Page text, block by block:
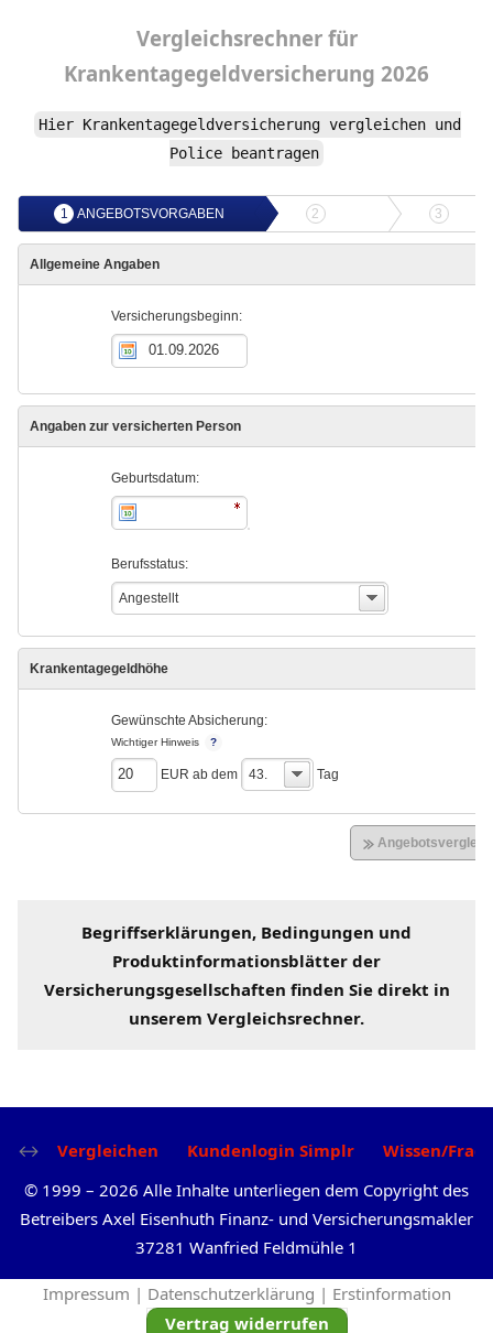
Vergleichsrechnerfür
Krankentagegeldversicherung 2026
Hier Krankentagegeldversicherung vergleichen und
Police beantragen
Begriffserklärungen, Bedingungen und
Produktinformationsblätter der
Versicherungsgesellschaften finden Sie direkt in
unserem Vergleichsrechner.
Vergleichen Kundenlogin Simplr
Wissen/
© 1999 – 2026 Alle Inhalte unterliegen dem Copyright des
Betreibers Axel Eisenhuth Finanz- und Versicherungsmakler
37281 Wanfried Feldmühle 1
Impressum | Datenschutzerklärung | Erstinformation
Vertrag widerrufen